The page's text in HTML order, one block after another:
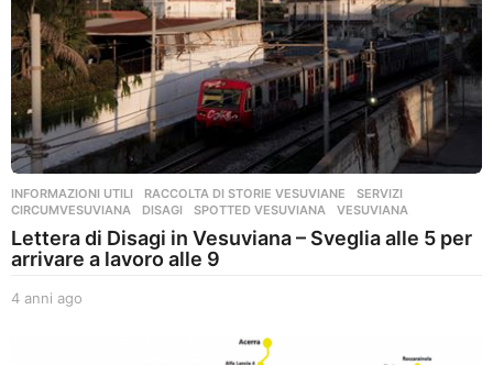
INFORMAZIONI UTILI ,RACCOLTA DI STORIE VESUVIANE ,SERVIZI
CIRCUMVESUVIANA
,DISAGI ,SPOTTED VESUVIANA ,VESUVIANA
Lettera di Disagi in Vesuviana – Sveglia alle 5 per
arrivare a lavoro alle 9
4 anni ago